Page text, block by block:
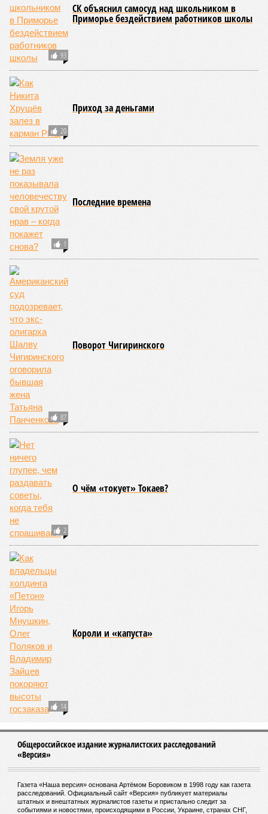
веке.
«Золото» получили землетрясения. К наиболее
сейсмоопасным регионам относится Тихоокеанское
вулканическое огненное кольцо, включающее Индонезию,
Японию и западное побережье Северной и Южной Америки.
Турция, Иран, Индия и Непал также расположены на очень
активных линиях разломов тектонических плит. Не
исключение и центральная часть США – причина в Нью-
Мадридском разломе в штате Миссури. Землетрясения
средней силы – явление, в общем-то, обычное и вполне
сносное, но периодически, раз в несколько столетий,
трясёт так, что мало не покажется никому. К примеру, в
самом конце 2004 года бахнуло близ побережья
индонезийского острова Суматра, а следом пошли
250 тыс. погибших.
На втором месте в рейтинге A-Z Animals как раз цунами. В
этом плане к уязвимым регионам относятся: побережье
Индийского океана, тихо­океанские побережья Японии и
США, а также некоторые районы Карибского бассейна и
Средиземноморья. То есть в зоне риска уже не только
Поднебесная с Индией – не так ли?
«Бронзу» получают извержения супервулканов – «Наша
Версия» уже
окончательно проснётся знаменитый Йеллоустоун. Это
грозит не только уничтожением части Соединённых
Штатов, но и общепланетарной катастрофой вплоть до
возникновения «вулканической зимы». Флегрейские поля в
Италии, кстати, тоже не стоит сбрасывать со счетов. Равно
как и многие другие до поры спящие вулканические
районы.
Невидимый убийца
риска запад США, юг Европы, Австралия, Ближний Восток,
а также некоторые районы Бразилии и Африки к югу от
Сахары. Леса начинают гореть всё чаще и чаще,
достаточно посмотреть общемировую статистику; сотни
тысяч людей остаются без крова, десятки тысяч – гибнут.
Но проблема не только в этом. Проблема ещё и в том, что
огонь уничтожает лесную экосистему, сельское хозяйство
Учитывая то, что пожары начинают становиться чуть ли не
ежегодной реальностью на фоне глобального потепления,
год за годом их будет всё больше, и здесь уже среди
прочего в большой опасности Европа. Небывалая жара,
зафиксированная в этом и прошлом годах в Италии и во
Франции, тому лучшее подтверждение.
Есть в перечне A-Z Animals и экзотика, впрочем, не менее
смертоносная. Это, в частности, «лимнические
извержения», о которых мало кто слышал. Речь идёт о
явлениях, когда большое количество углекислого газа
внезапно вырывается из глубин озёр, образуя невидимое
людей и животных. Катастрофа на озере Ньос в Камеруне
в 1986 году остаётся одним из наиболее чудовищных
близлежащие деревни.
И здесь мы плавно подходим к тому, чем все эти